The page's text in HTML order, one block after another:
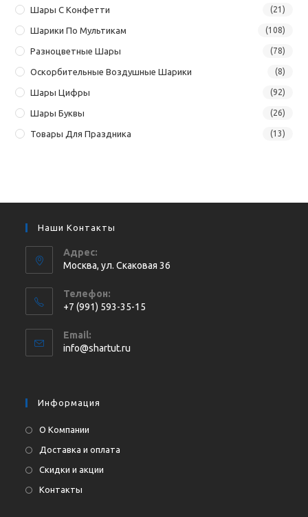
Шары С Конфетти (21)
Шарики По Мультикам (108)
Разноцветные Шары (78)
Оскорбительные Воздушные Шарики (8)
Шары Цифры (92)
Шары Буквы (26)
Товары Для Праздника (13)
Наши Контакты
Адрес:
Москва, ул. Cкаковая 36
Телефон:
+7 (991) 593-35-15
в
вашем
Email:
info@shartut.ru
Информация
О Компании
Доставка и оплата
Скидки и акции
Контакты